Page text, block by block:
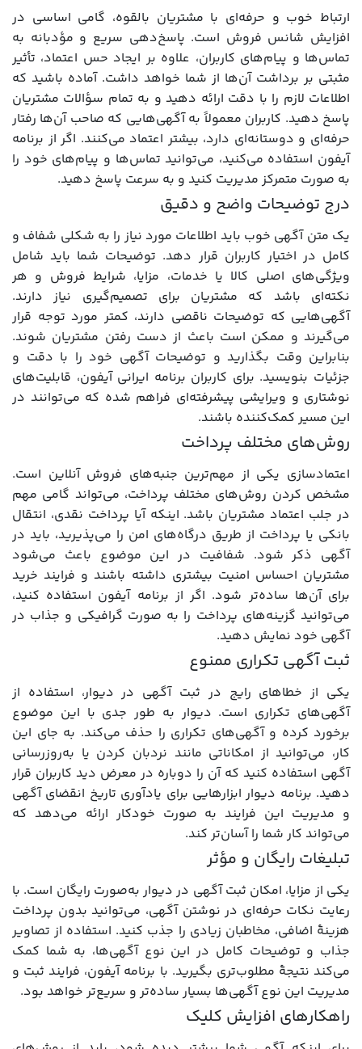
ارتباط خوب و حرفه‌ای با مشتریان بالقوه، گامی اساسی در
افزایش شانس فروش است. پاسخ‌دهی سریع و مؤدبانه به
تماس‌ها و پیام‌های کاربران، علاوه بر ایجاد حس اعتماد، تأثیر
مثبتی بر برداشت آن‌ها از شما خواهد داشت. آماده باشید که
اطلاعات لازم را با دقت ارائه دهید و به تمام سؤالات مشتریان
پاسخ دهید. کاربران معمولاً به آگهی‌هایی که صاحب آن‌ها رفتار
حرفه‌ای و دوستانه‌ای دارد، بیشتر اعتماد می‌کنند. اگر از برنامه
آیفون استفاده می‌کنید، می‌توانید تماس‌ها و پیام‌های خود را
به صورت متمرکز مدیریت کنید و به سرعت پاسخ دهید.
درج توضیحات واضح و دقیق
یک متن آگهی خوب باید اطلاعات مورد نیاز را به شکلی شفاف و
کامل در اختیار کاربران قرار دهد. توضیحات شما باید شامل
ویژگی‌های اصلی کالا یا خدمات، مزایا، شرایط فروش و هر
نکته‌ای باشد که مشتریان برای تصمیم‌گیری نیاز دارند.
آگهی‌هایی که توضیحات ناقصی دارند، کمتر مورد توجه قرار
می‌گیرند و ممکن است باعث از دست رفتن مشتریان شوند.
بنابراین وقت بگذارید و توضیحات آگهی خود را با دقت و
جزئیات بنویسید. برای کاربران برنامه ایرانی آیفون، قابلیت‌های
نوشتاری و ویرایشی پیشرفته‌ای فراهم شده که می‌توانند در
این مسیر کمک‌کننده باشند.
روش‌های مختلف پرداخت
اعتمادسازی یکی از مهم‌ترین جنبه‌های فروش آنلاین است.
مشخص کردن روش‌های مختلف پرداخت، می‌تواند گامی مهم
در جلب اعتماد مشتریان باشد. اینکه آیا پرداخت نقدی، انتقال
بانکی یا پرداخت از طریق درگاه‌های امن را می‌پذیرید، باید در
آگهی ذکر شود. شفافیت در این موضوع باعث می‌شود
مشتریان احساس امنیت بیشتری داشته باشند و فرایند خرید
برای آن‌ها ساده‌تر شود. اگر از برنامه آیفون استفاده کنید،
می‌توانید گزینه‌های پرداخت را به صورت گرافیکی و جذاب در
آگهی خود نمایش دهید.
ثبت آگهی تکراری ممنوع
یکی از خطاهای رایج در ثبت آگهی در دیوار، استفاده از
آگهی‌های تکراری است. دیوار به طور جدی با این موضوع
برخورد کرده و آگهی‌های تکراری را حذف می‌کند. به جای این
کار، می‌توانید از امکاناتی مانند نردبان کردن یا به‌روزرسانی
آگهی استفاده کنید که آن را دوباره در معرض دید کاربران قرار
دهید. برنامه دیوار ابزارهایی برای یادآوری تاریخ انقضای آگهی
و مدیریت این فرایند به صورت خودکار ارائه می‌دهد که
می‌تواند کار شما را آسان‌تر کند.
تبلیغات رایگان و مؤثر
یکی از مزایا، امکان ثبت آگهی در دیوار به‌صورت رایگان است. با
رعایت نکات حرفه‌ای در نوشتن آگهی، می‌توانید بدون پرداخت
هزینۀ اضافی، مخاطبان زیادی را جذب کنید. استفاده از تصاویر
جذاب و توضیحات کامل در این نوع آگهی‌ها، به شما کمک
می‌کند نتیجۀ مطلوب‌تری بگیرید. با برنامه آیفون، فرایند ثبت و
مدیریت این نوع آگهی‌ها بسیار ساده‌تر و سریع‌تر خواهد بود.
راهکارهای افزایش کلیک